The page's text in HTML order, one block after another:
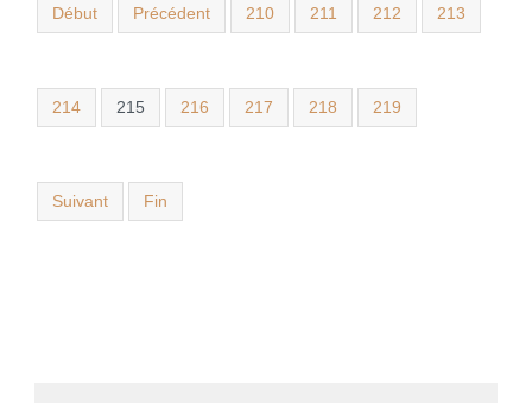
Début Précédent 210 211 212 213
214 215 216 217 218 219
Suivant Fin